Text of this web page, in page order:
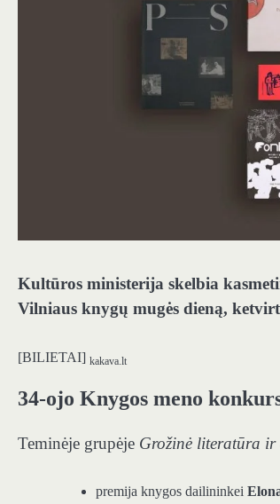
Kultūros ministerija skelbia
Vilniaus knygų mugės dieną,
[BILIETAI] kakava.lt
34-ojo Knygos meno
Teminėje grupėje Grožinė literatūra ir
premija knygos dailininkei